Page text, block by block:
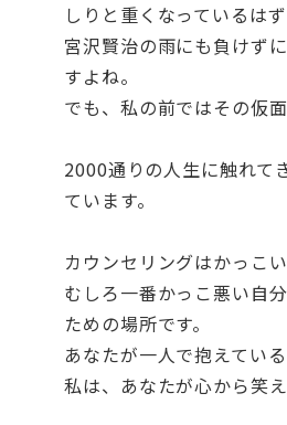
しりと重くなっているはず
宮沢賢治の雨にも負けず
すよね。
でも、私の前ではその仮
2000通りの人生に触れて
ています。
カウンセリングはかっこ
むしろ一番かっこ悪い自
ための場所です。
あなたが一人で抱えてい
私は、あなたが心から笑